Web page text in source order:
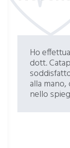
Ho
dott.
alla
nello